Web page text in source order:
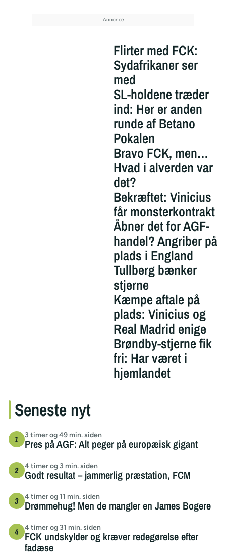
Flirter med FCK:
Sydafrikaner ser
med
SL-holdene træder
ind: Her er anden
runde af Betano
Pokalen
Bravo FCK, men…
Hvad i alverden var
det?
Bekræftet: Vinicius
får monsterkontrakt
Åbner det for AGF-
handel? Angriber på
plads i England
Tullberg bænker
stjerne
Kæmpe aftale på
plads: Vinicius og
Real Madrid enige
Brøndby-stjerne fik
fri: Har været i
hjemlandet
Seneste nyt
3 timer og 49 min. siden
Pres på AGF: Alt peger på europæisk gigant
4 timer og 3 min. siden
Godt resultat – jammerlig præstation, FCM
4 timer og 11 min. siden
Drømmehug! Men de mangler en James Bogere
4 timer og 31 min. siden
FCK undskylder og kræver redegørelse efter
fadæse